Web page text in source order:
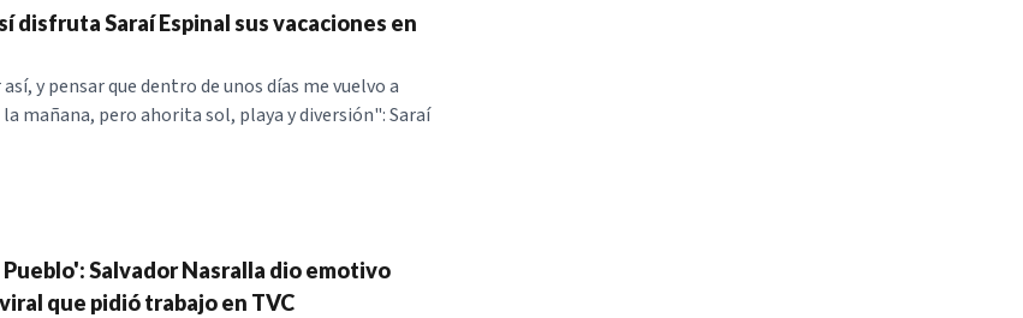
disfruta Saraí Espinal sus vacaciones en
y pensar que dentro de unos días me vuelvo a
la mañana, pero ahorita sol, playa y diversión": Saraí
Salvador Nasralla dio emotivo
que pidió trabajo en TVC